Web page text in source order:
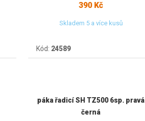
390 Kč
Skladem 5 a více kusů
Kód: 24589
páka řadicí SH TZ500 6sp. pravá
černá